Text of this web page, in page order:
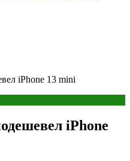
iPhone 13 mini
iPhone